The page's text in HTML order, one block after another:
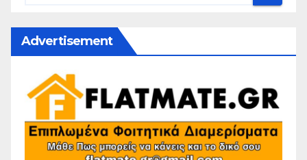
Advertisement